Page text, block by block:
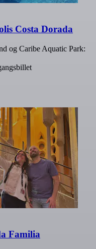
Costa Dorada
og Caribe Aquatic Park:
Familia